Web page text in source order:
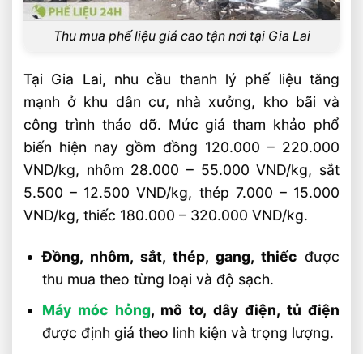
Liên hệ thu mua phế liệu
Bài Viết Liên Quan
Mau
Thu Mua Phế Liệu Giá Cao Tận Nơi Tại
Vĩnh Long
Thu Mua Phế Liệu Giá Cao Tận Nơi Tại An
Giang
Thu Mua Phế Liệu Giá Cao Tận Nơi Tại
Đồng Tháp
Tây Ninh
Thu Mua Phế Liệu Giá Cao Tận Nơi Tại
Đồng Nai
Thu Mua Phế Liệu Giá Cao Tận Nơi Tại
Lâm Đồng
Thu mua phế liệu giá cao tận nơi tại Gia Lai
Tại Gia Lai, nhu cầu thanh lý phế liệu tăng
mạnh ở khu dân cư, nhà xưởng, kho bãi và
công trình tháo dỡ. Mức giá tham khảo phổ
biến hiện nay gồm đồng 120.000 – 220.000
VND/kg, nhôm 28.000 – 55.000 VND/kg, sắt
5.500 – 12.500 VND/kg, thép 7.000 – 15.000
VND/kg, thiếc 180.000 – 320.000 VND/kg.
Đồng, nhôm, sắt, thép, gang, thiếcđược
thu mua theo từng loại và độ sạch.
Máy móc hỏng, mô tơ, dây điện, tủ điện
được định giá theo linh kiện và trọng lượng.